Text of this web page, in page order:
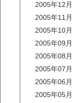
2005年12月
2005年11月
2005年10月
2005年09月
2005年08月
2005年07月
2005年06月
2005年05月